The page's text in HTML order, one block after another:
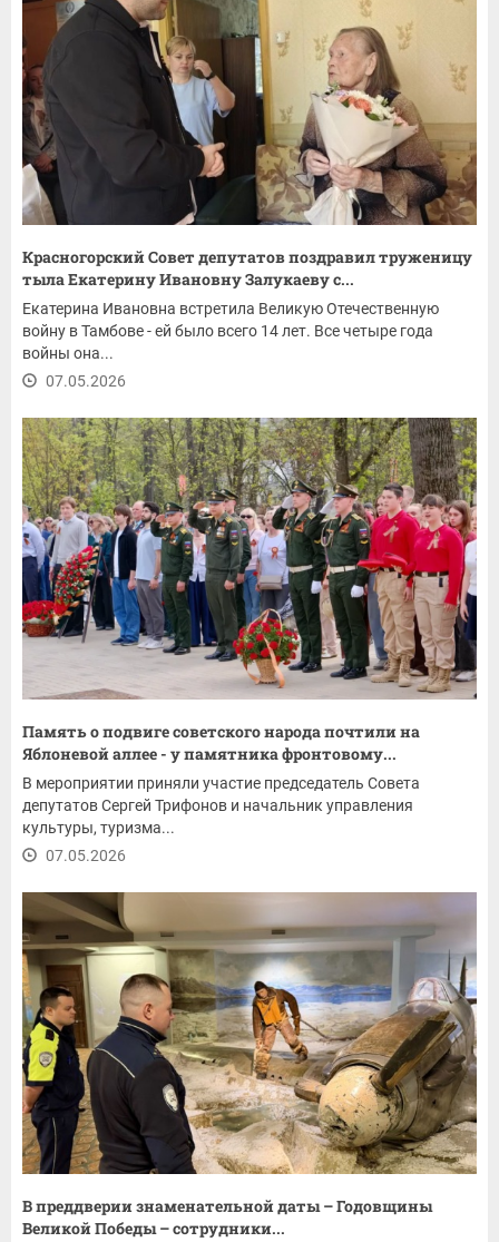
Красногорский Совет депутатов поздравил труженицу
тыла Екатерину Ивановну Залукаеву с...
Екатерина Ивановна встретила Великую Отечественную
войну в Тамбове - ей было всего 14 лет. Все четыре года
войны она...
07.05.2026
Память о подвиге советского народа почтили на
Яблоневой аллее - у памятника фронтовому...
В мероприятии приняли участие председатель Совета
депутатов Сергей Трифонов и начальник управления
культуры, туризма...
07.05.2026
В преддверии знаменательной даты – Годовщины
Великой Победы – сотрудники...